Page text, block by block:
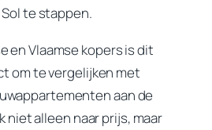
te stappen.
en Vlaamse kopers is dit
om te vergelijken met
aan de
niet alleen naar prijs, maar